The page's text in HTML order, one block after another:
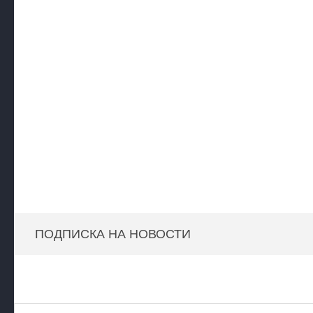
ПОДПИСКА НА НОВОСТИ